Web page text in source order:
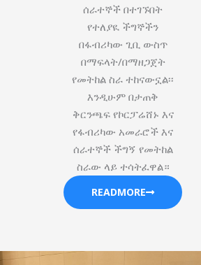
ሰራተኞች በተገኙበት
የተለያዪ ችግኞችን
በፋብሪካው ጊቢ ውስጥ
በማፍላት/በማዘጋጀት
የመትከል ስራ ተከናውኗል፡፡
እንዲሁም በታጠቅ
ቅርንጫፍ የኮርፓሬሸ‍ኑ እና
የፋብሪካው አመራሮች እና
ሰራተኞች ችግኝ የመትከል
ስራው ላይ ተሳትፈዋል።
READMORE